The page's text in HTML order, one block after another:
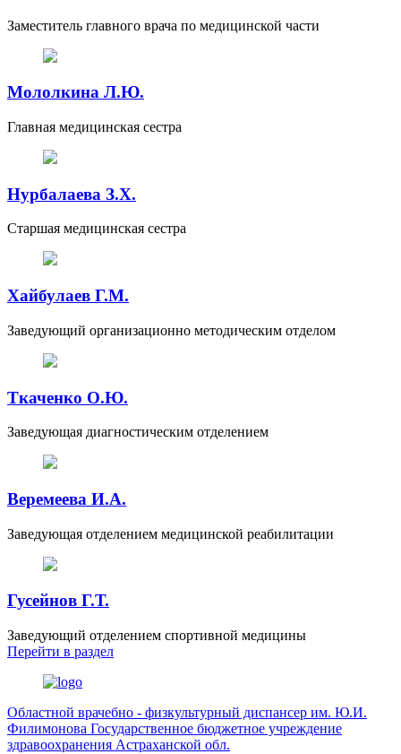
Заместитель главного врача по медицинской части
Мололкина Л.Ю.
Главная медицинская сестра
Нурбалаева З.Х.
Старшая медицинская сестра
Хайбулаев Г.М.
Заведующий организационно методическим отделом
Ткаченко О.Ю.
Заведующая диагностическим отделением
Веремеева И.А.
Заведующая отделением медицинской реабилитации
Гусейнов Г.Т.
Заведующий отделением спортивной медицины
Перейти в раздел
Областной врачебно - физкультурный диспансер им. Ю.И.
Филимонова Государственное бюджетное учреждение
здравоохранения Астраханской обл.